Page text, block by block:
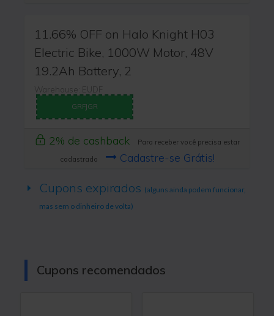
11.66% OFF on Halo Knight H03
Electric Bike, 1000W Motor, 48V
19.2Ah Battery, 2
Warehouse: EUDF
GRFJGR
2% de cashback
Para receber você precisa estar
cadastrado
Cadastre-se Grátis!
Cupons expirados (alguns ainda podem funcionar,
mas sem o dinheiro de volta)
Cupons recomendados